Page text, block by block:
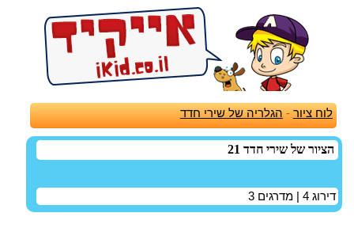
לוח ציור - הגלריה של שירי חדד
הציור של שירי חדד 21
דירוג 4 | מדרגים 3